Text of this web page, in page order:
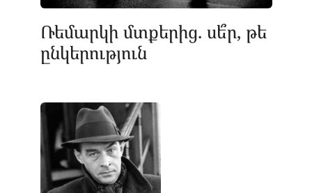
Ռեմարկի մտքերից. սե՞ր, թե
ընկերություն